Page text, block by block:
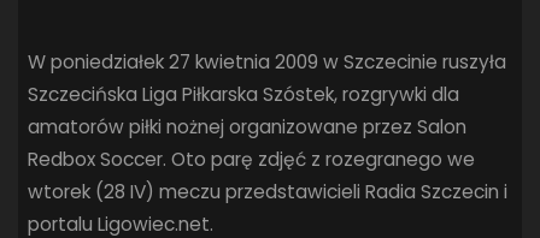
W poniedziałek 27 kwietnia 2009 w Szczecinie ruszyła
Szczecińska Liga Piłkarska Szóstek, rozgrywki dla
amatorów piłki nożnej organizowane przez Salon
Redbox Soccer. Oto parę zdjęć z rozegranego we
wtorek (28 IV) meczu przedstawicieli Radia Szczecin i
portalu Ligowiec.net.